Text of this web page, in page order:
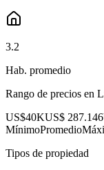
3.2
Hab. promedio
Rango de precios en
US$40KUS$ 287.146
MínimoPromedio
Tipos de propiedad